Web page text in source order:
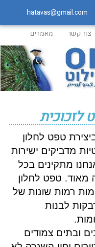
צור קשר מאמרים
לזכוכית
טפט לחלון
מדביקים ישירות
מתקינים בכל
מאוד. טפט לחלון
רמות שונות של
לבנות
ובתים צמודים
hatavas@gmail.com